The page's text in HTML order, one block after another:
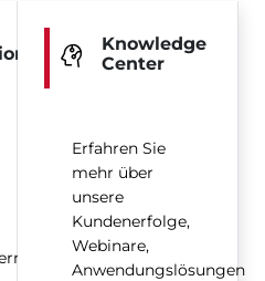
Knowledge
Center
Erfahren Sie
mehr über
unsere
Kundenerfolge,
Webinare,
Anwendungslösungen